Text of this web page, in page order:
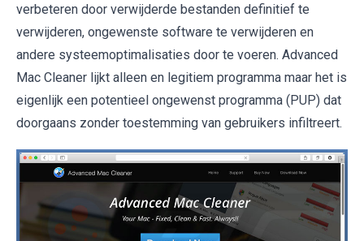
verbeteren door verwijderde bestanden definitief te
verwijderen, ongewenste software te verwijderen en
andere systeemoptimalisaties door te voeren. Advanced
Mac Cleaner lijkt alleen en legitiem programma maar het is
eigenlijk een potentieel ongewenst programma (PUP) dat
doorgaans zonder toestemming van gebruikers infiltreert.